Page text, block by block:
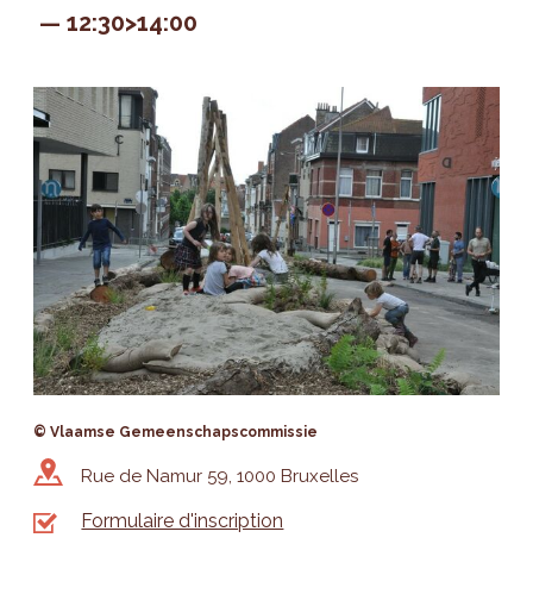
12:30>14:00
© Vlaamse Gemeenschapscommissie
Rue de Namur 59, 1000 Bruxelles
Formulaire d'inscription